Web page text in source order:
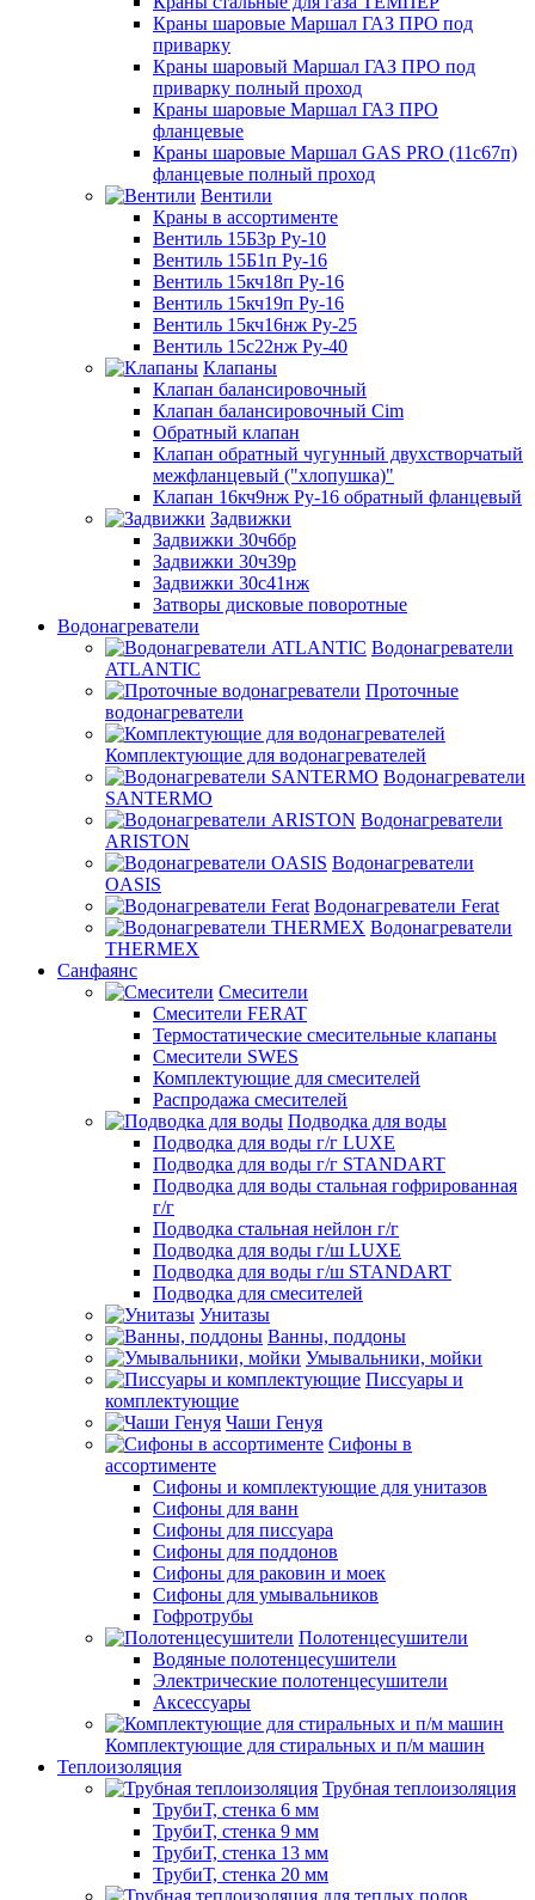
Краны шаровые Маршал ГАЗ ПРО под
приварку
Краны шаровый Маршал ГАЗ ПРО под
приварку полный проход
Краны шаровые Маршал ГАЗ ПРО
фланцевые
Краны шаровые Маршал GAS PRO (11с67п)
фланцевые полный проход
Вентили
Краны в ассортименте
Вентиль 15Б3р Ру-10
Вентиль 15Б1п Ру-16
Вентиль 15кч18п Ру-16
Вентиль 15кч19п Ру-16
Вентиль 15кч16нж Ру-25
Вентиль 15с22нж Ру-40
Клапаны
Клапан балансировочный
Клапан балансировочный Cim
Обратный клапан
Клапан обратный чугунный двухстворчатый
межфланцевый ("хлопушка)"
Клапан 16кч9нж Ру-16 обратный фланцевый
Задвижки
Задвижки 30ч6бр
Задвижки 30ч39р
Задвижки 30с41нж
Затворы дисковые поворотные
Водонагреватели
Водонагреватели
ATLANTIC
Проточные
водонагреватели
Комплектующие для водонагревателей
Водонагреватели
SANTERMO
Водонагреватели
ARISTON
Водонагреватели
OASIS
Водонагреватели Ferat
Водонагреватели
THERMEX
Санфаянс
Смесители
Смесители FERAT
Термостатические смесительные клапаны
Смесители SWES
Комплектующие для смесителей
Распродажа смесителей
Подводка для воды
Подводка для воды г/г LUXE
Подводка для воды г/г STANDART
Подводка для воды стальная гофрированная
г/г
Подводка стальная нейлон г/г
Подводка для воды г/ш LUXE
Подводка для воды г/ш STANDART
Подводка для смесителей
Унитазы
Ванны, поддоны
Умывальники, мойки
Писсуары и
комплектующие
Чаши Генуя
Сифоны в
ассортименте
Сифоны и комплектующие для унитазов
Сифоны для ванн
Сифоны для писсуара
Сифоны для поддонов
Сифоны для раковин и моек
Сифоны для умывальников
Гофротрубы
Полотенцесушители
Водяные полотенцесушители
Электрические полотенцесушители
Аксессуары
Комплектующие для стиральных и п/м машин
Теплоизоляция
Трубная теплоизоляция
ТрубиТ, стенка 6 мм
ТрубиТ, стенка 9 мм
ТрубиТ, стенка 13 мм
ТрубиТ, стенка 20 мм